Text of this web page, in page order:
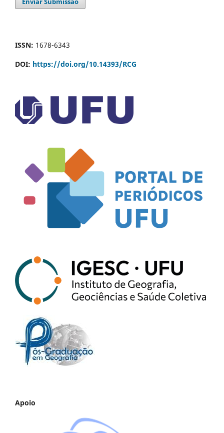
ISSN: 1678-6343
DOI: https://doi.org/10.14393/RCG
Apoio